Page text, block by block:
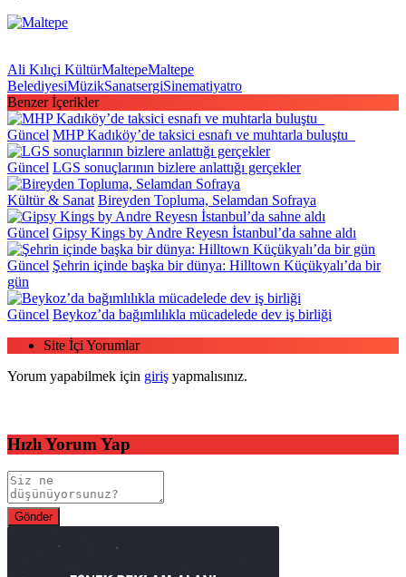
Ali Kılıçi KültürMaltepeMaltepe
BelediyesiMüzikSanatsergiSinematiyatro
Benzer İçerikler
Güncel MHP Kadıköy’de taksici esnafı ve muhtarla buluştu
Güncel LGS sonuçlarının bizlere anlattığı gerçekler
Kültür & Sanat Bireyden Topluma, Selamdan Sofraya
Güncel Gipsy Kings by Andre Reyesn İstanbul’da sahne aldı
Güncel Şehrin içinde başka bir dünya: Hilltown Küçükyalı’da bir
gün
Güncel Beykoz’da bağımlılıkla mücadelede dev iş birliği
Site İçi Yorumlar
Yorum yapabilmek için giriş yapmalısınız.
Hızlı Yorum Yap